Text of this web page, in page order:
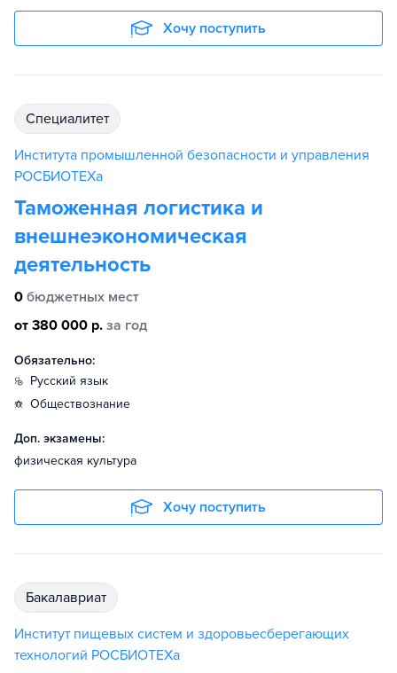
Хочу поступить
специалитет
Института промышленной безопасности и управления
РОСБИОТЕХа
Таможенная логистика и
внешнеэкономическая
деятельность
0 бюджетных мест
от 380 000 р. за год
Обязательно:
русский язык
обществознание
Доп. экзамены:
физическая культура
Хочу поступить
бакалавриат
Институт пищевых систем и здоровьесберегающих
технологий РОСБИОТЕХа